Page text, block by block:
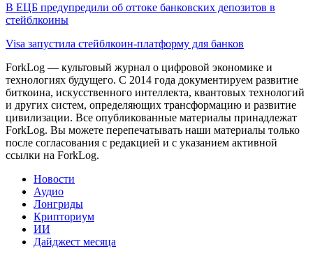
В ЕЦБ предупредили об оттоке банковских депозитов в
стейблкоины
Visa запустила стейблкоин-платформу для банков
ForkLog — культовый журнал о цифровой экономике и
технологиях будущего. С 2014 года документируем развитие
биткоина, искусственного интеллекта, квантовых технологий
и других систем, определяющих трансформацию и развитие
цивилизации. Все опубликованные материалы принадлежат
ForkLog. Вы можете перепечатывать наши материалы только
после согласования с редакцией и с указанием активной
ссылки на ForkLog.
Новости
Аудио
Лонгриды
Крипториум
ИИ
Дайджест месяца